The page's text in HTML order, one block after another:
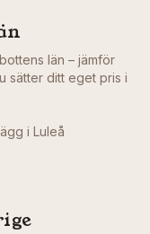
län – jämför
sätter ditt eget pris i
i Luleå